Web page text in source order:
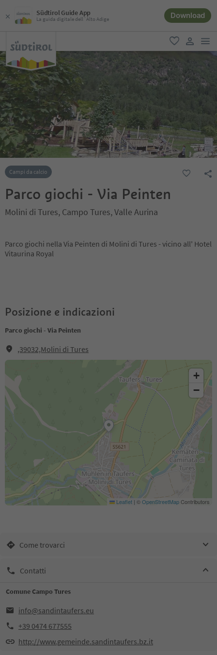
Südtirol Guide App
La guida digitale dell´Alto Adige Download
favoriti
user link
Campi da calcio
Parco giochi - Via Peinten
Molini di Tures, Campo Tures, Valle Aurina
Parco giochi nella Via Peinten di Molini di Tures - vicino all' Hotel
Vitaurina Royal
Posizione e indicazioni
Parco giochi - Via Peinten
,39032,Molini di Tures
+
−
Leaflet | ©OpenStreetMapContributors
Come trovarci
Contatti
Comune Campo Tures
info@sandintaufers.eu
+39 0474 677555
http://www.gemeinde.sandintaufers.bz.it